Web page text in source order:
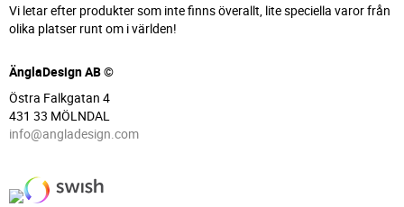
Vi letar efter produkter som inte finns överallt, lite speciella varor från
olika platser runt om i världen!
ÄnglaDesign AB ©
Östra Falkgatan 4
431 33 MÖLNDAL
info@angladesign.com